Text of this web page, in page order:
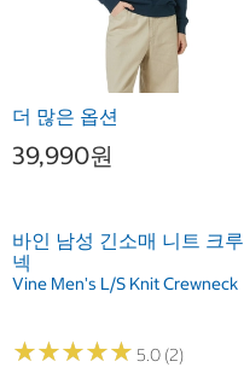
더 많은 옵션
39,990원
바인 남성 긴소매 니트 크루
넥
Vine Men's L/S Knit Crewneck
★★★★★
★★★★★ 5.0 (2)